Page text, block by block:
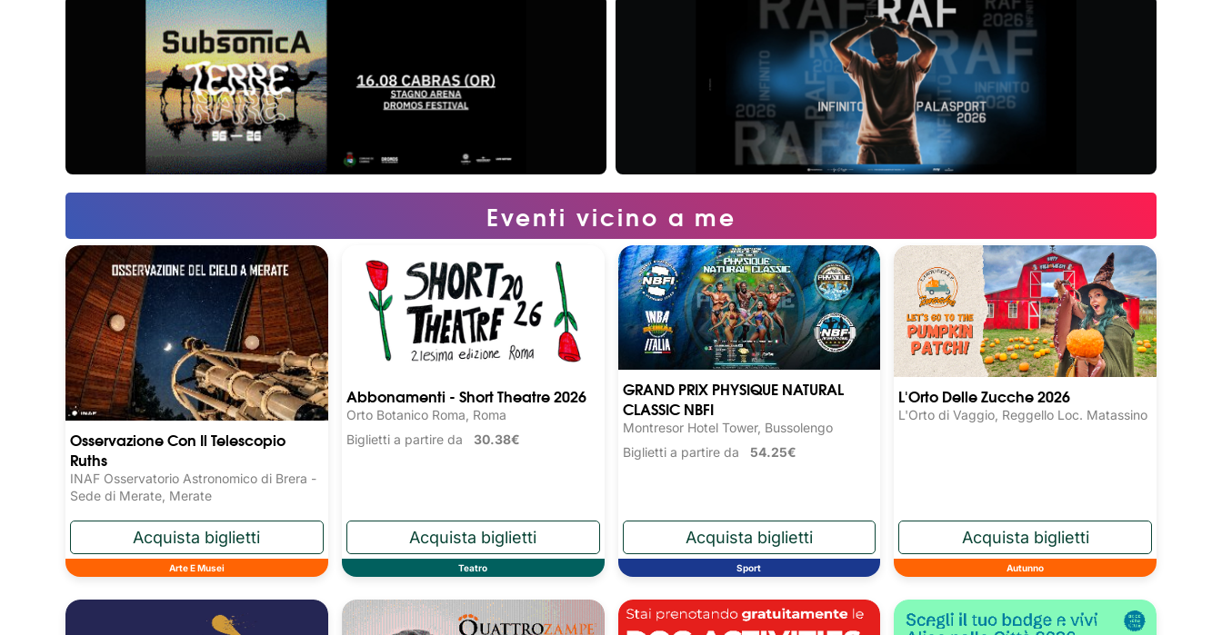
Eventi vicino a me
Osservazione Con Il Telescopio
Ruths
INAF Osservatorio Astronomico di Brera -
Sede di Merate, Merate
Arte E Musei
Abbonamenti - Short Theatre 2026
Orto Botanico Roma, Roma
Biglietti a partire da 30.38€
Teatro
GRAND PRIX PHYSIQUE NATURAL
CLASSIC NBFI
Montresor Hotel Tower, Bussolengo
Biglietti a partire da 54.25€
Sport
L'Orto Delle Zucche 2026
L'Orto di Vaggio, Reggello Loc. Matassino
Autunno